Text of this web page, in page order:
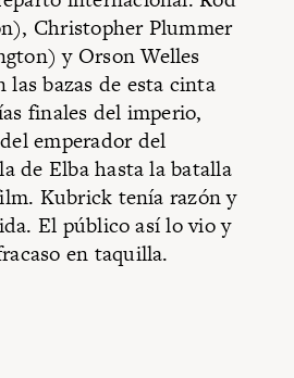
Christopher Plummer
y Orson Welles
bazas de esta cinta
finales del imperio,
emperador del
de Elba hasta la batalla
Kubrick tenía razón y
El público así lo vio y
en taquilla.